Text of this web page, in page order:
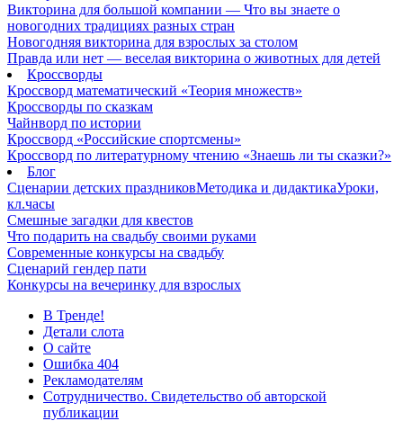
Викторина для большой компании — Что вы знаете о
новогодних традициях разных стран
Новогодняя викторина для взрослых за столом
Правда или нет — веселая викторина о животных для детей
Кроссворды
Кроссворд математический «Теория множеств»
Кроссворды по сказкам
Чайнворд по истории
Кроссворд «Российские спортсмены»
Кроссворд по литературному чтению «Знаешь ли ты сказки?»
Блог
Сценарии детских праздниковМетодика и дидактикаУроки,
кл.часы
Смешные загадки для квестов
Что подарить на свадьбу своими руками
Современные конкурсы на свадьбу
Сценарий гендер пати
Конкурсы на вечеринку для взрослых
В Тренде!
Детали слота
О сайте
Ошибка 404
Рекламодателям
Сотрудничество. Свидетельство об авторской
публикации